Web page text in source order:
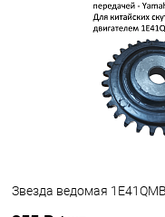
Звезда ведомая